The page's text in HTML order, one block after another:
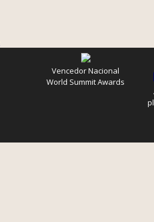
Vencedor Nacional
World Summit Awards